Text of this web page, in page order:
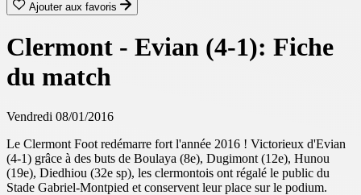
Ajouter aux favoris
Clermont - Evian (4-1): Fiche
du match
Vendredi 08/01/2016
Le Clermont Foot redémarre fort l'année 2016 ! Victorieux d'Evian
(4-1) grâce à des buts de Boulaya (8e), Dugimont (12e), Hunou
(19e), Diedhiou (32e sp), les clermontois ont régalé le public du
Stade Gabriel-Montpied et conservent leur place sur le podium.